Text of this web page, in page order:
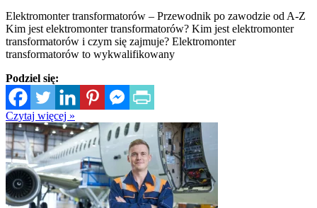
Elektromonter transformatorów – Przewodnik po zawodzie od A-Z
Kim jest elektromonter transformatorów? Kim jest elektromonter
transformatorów i czym się zajmuje? Elektromonter
transformatorów to wykwalifikowany
Podziel się:
Czytaj więcej »